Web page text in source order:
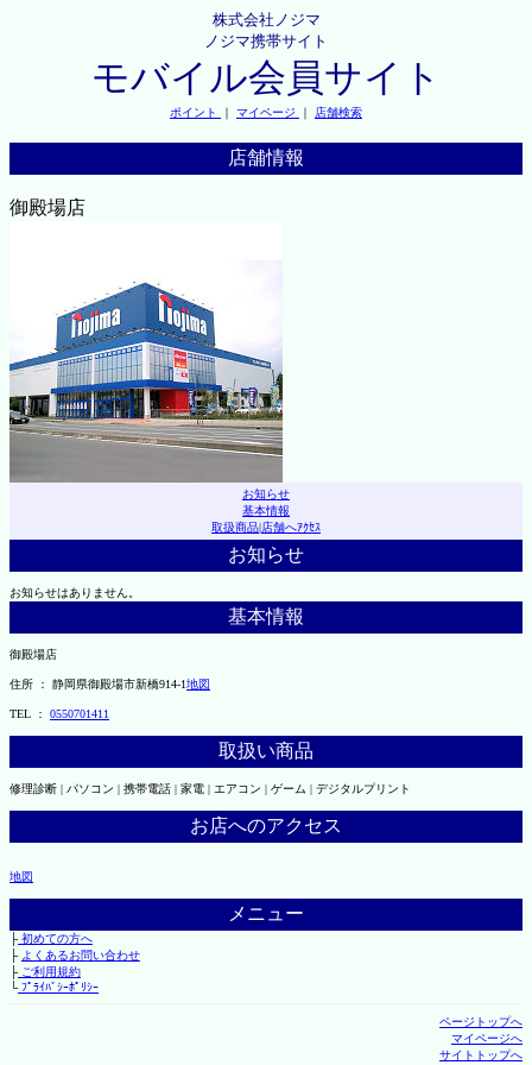
株式会社ノジマ
ノジマ携帯サイト
モバイル会員サイト
ポイント ｜ マイページ ｜ 店舗検索
店舗情報
御殿場店
お知らせ
基本情報
取扱商品|店舗へｱｸｾｽ
お知らせ
お知らせはありません。
基本情報
御殿場店
住所 ： 静岡県御殿場市新橋914-1地図
TEL ： 0550701411
取扱い商品
修理診断 | パソコン | 携帯電話 | 家電 | エアコン | ゲーム | デジタルプリント
お店へのアクセス
地図
メニュー
├初めての方へ
├ よくあるお問い合わせ
├ご利用規約
└ﾌﾟﾗｲﾊﾞｼｰﾎﾟﾘｼｰ
ページトップへ
マイページへ
サイトトップへ